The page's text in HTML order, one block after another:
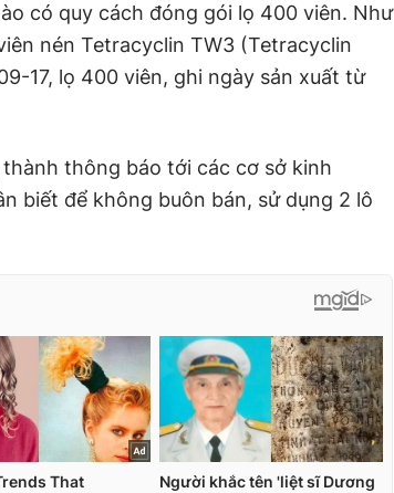
có quy cách đóng gói lọ 400 viên. Như
nén Tetracyclin TW3 (Tetracyclin
17, lọ 400 viên, ghi ngày sản xuất từ
thông báo tới các cơ sở kinh
biết để không buôn bán, sử dụng 2 lô